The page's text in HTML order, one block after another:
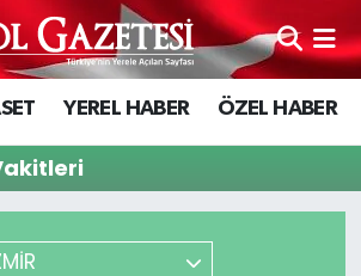
YEREL HABER ÖZEL HABER
Durumu ve Fikstür